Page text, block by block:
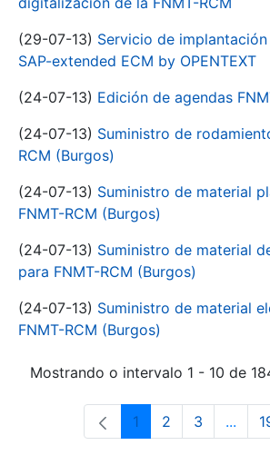
(29-07-13) Servicio de
SAP-extended ECM by OPENTEXT
(24-07-13) Edición de agendas
(24-07-13) Suministro de
RCM (Burgos)
(24-07-13) Suministro de material
FNMT-RCM (Burgos)
(24-07-13) Suministro de material
para FNMT-RCM (Burgos)
(24-07-13) Suministro de material
FNMT-RCM (Burgos)
Mostrando o intervalo 1 - 10 de
Páxina
1 Páxina
2 Páxina
3 ...